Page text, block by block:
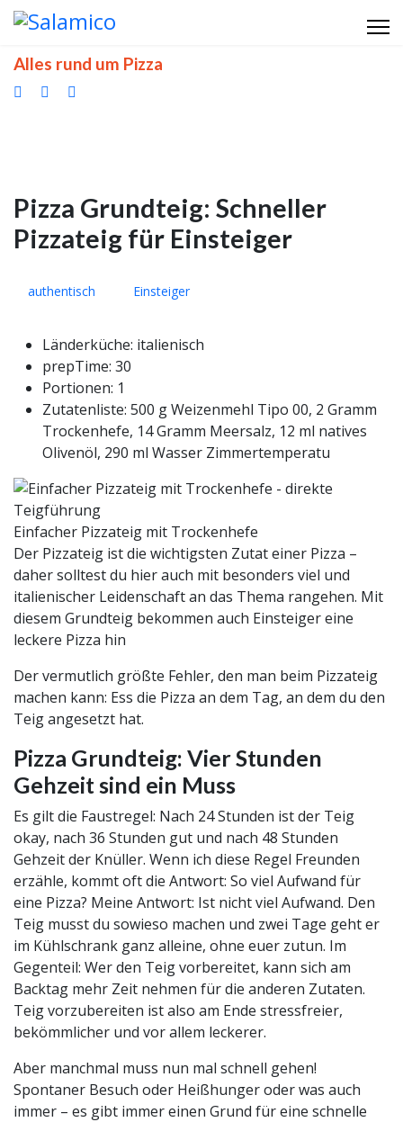
Alles rund um Pizza
Pizza Grundteig: Schneller
Pizzateig für Einsteiger
authentisch Einsteiger
Länderküche: italienisch
prepTime: 30
Portionen: 1
Zutatenliste: 500 g Weizenmehl Tipo 00, 2 Gramm
Trockenhefe, 14 Gramm Meersalz, 12 ml natives
Olivenöl, 290 ml Wasser Zimmertemperatu
Einfacher Pizzateig mit Trockenhefe
Der Pizzateig ist die wichtigsten Zutat einer Pizza –
daher solltest du hier auch mit besonders viel und
italienischer Leidenschaft an das Thema rangehen. Mit
diesem Grundteig bekommen auch Einsteiger eine
leckere Pizza hin
Der vermutlich größte Fehler, den man beim Pizzateig
machen kann: Ess die Pizza an dem Tag, an dem du den
Teig angesetzt hat.
Pizza Grundteig: Vier Stunden
Gehzeit sind ein Muss
Es gilt die Faustregel: Nach 24 Stunden ist der Teig
okay, nach 36 Stunden gut und nach 48 Stunden
Gehzeit der Knüller. Wenn ich diese Regel Freunden
erzähle, kommt oft die Antwort: So viel Aufwand für
eine Pizza? Meine Antwort: Ist nicht viel Aufwand. Den
Teig musst du sowieso machen und zwei Tage geht er
im Kühlschrank ganz alleine, ohne euer zutun. Im
Gegenteil: Wer den Teig vorbereitet, kann sich am
Backtag mehr Zeit nehmen für die anderen Zutaten.
Teig vorzubereiten ist also am Ende stressfreier,
bekömmlicher und vor allem leckerer.
Aber manchmal muss nun mal schnell gehen!
Spontaner Besuch oder Heißhunger oder was auch
immer – es gibt immer einen Grund für eine schnelle